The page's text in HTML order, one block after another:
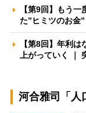
【第9回】もう
た”ヒミツのお金
【第8回】年利
上がっていく ｜
河合雅司「人